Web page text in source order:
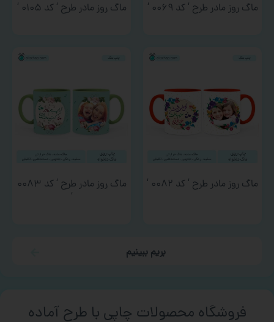
ماگ روز مادر طرح ‘ کد ۰۰۶۹ ‘ ماگ روز مادر طرح ‘ کد ۰۱۰۵ ‘
ماگ روز مادر طرح ‘ کد ۰۰۸۲ ‘
ماگ روز مادر طرح ‘ کد ۰۰۸۳
‘
بریم ببینیم
فروشگاه محصولات چاپی با طرح آماده